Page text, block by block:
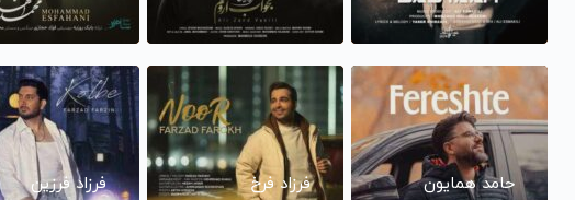
حامد همایون فرزاد فرخ فرزاد فرزین